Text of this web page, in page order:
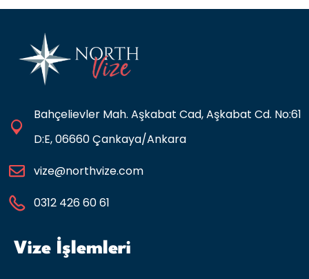
Bahçelievler Mah. Aşkabat Cad, Aşkabat Cd. No:61
D:E, 06660 Çankaya/Ankara
vize@northvize.com
0312 426 60 61
Vize İşlemleri